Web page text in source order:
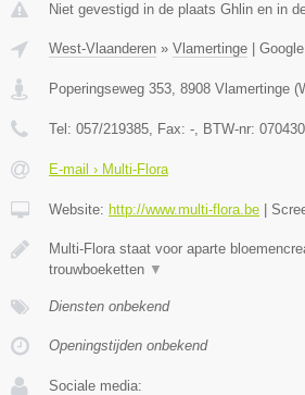
Niet gevestigd in de plaats Ghlin en in
West-Vlaanderen » Vlamertinge
Poperingseweg 353, 8908 Vlamertinge (
Tel: 057/219385, Fax: -, BTW-nr:
E-mail › Multi-Flora
Website: http://www.multi-flora.be
Multi-Flora staat voor aparte
trouwboeketten ▼
Diensten onbekend
Openingstijden onbekend
Sociale media: